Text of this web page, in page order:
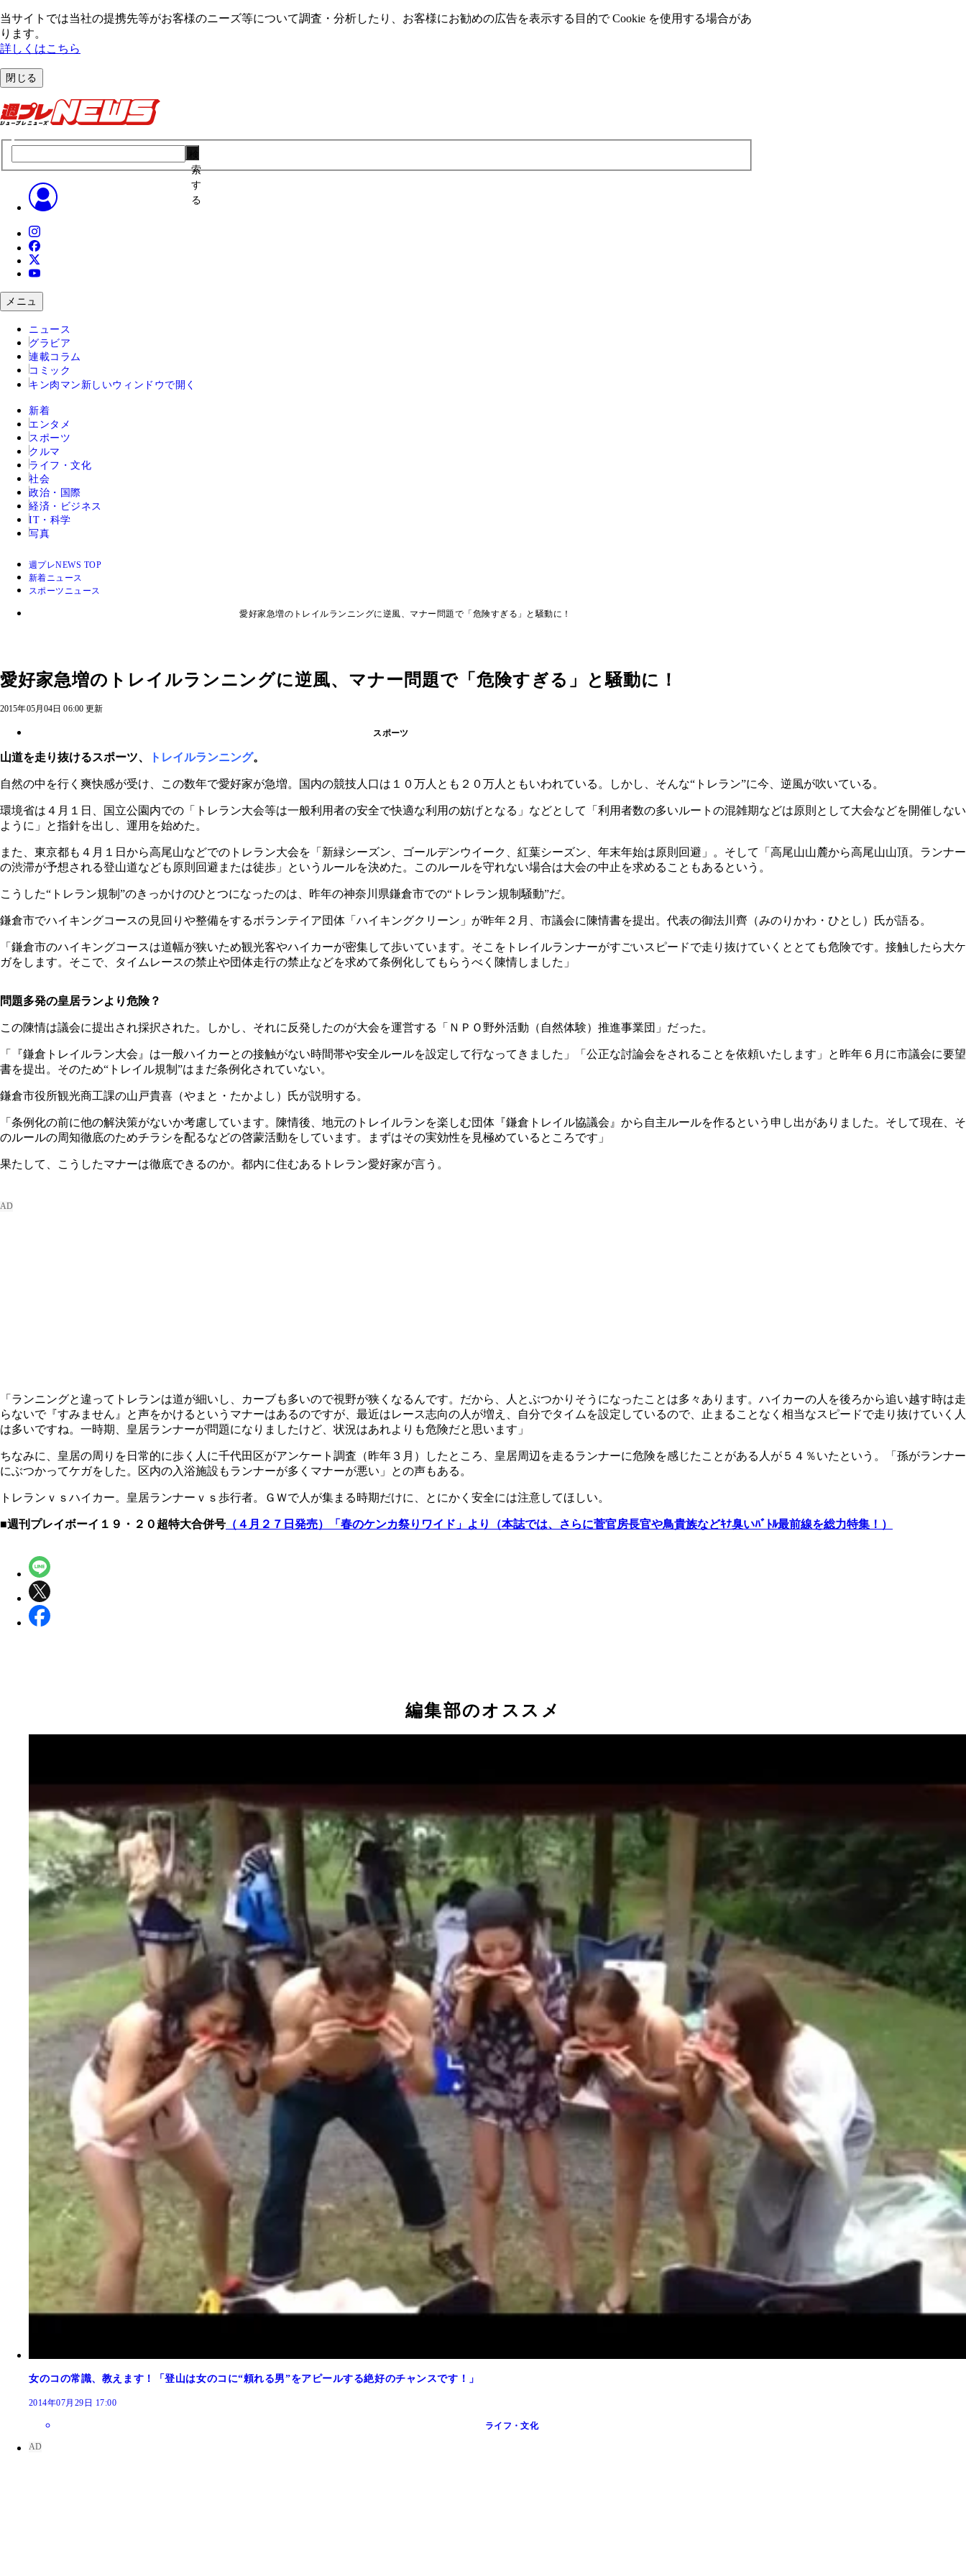
当サイトでは当社の提携先等がお客様のニーズ等について調査・分析したり、お客様にお勧めの広告を表⽰する⽬的で Cookie を使⽤する場合があ
ります。
詳しくはこちら
閉じる
索
す
る
メニュ
ニュース
グラビア
連載コラム
コミック
キン肉マン 新しいウィンドウで開く
新着
エンタメ
スポーツ
クルマ
ライフ・文化
社会
政治・国際
経済・ビジネス
IT・科学
写真
週プレNEWS TOP
新着ニュース
スポーツニュース
愛好家急増のトレイルランニングに逆風、マナー問題で「危険すぎる」と騒動に！
愛好家急増のトレイルランニングに逆風、マナー問題で「危険すぎる」と騒動に！
2015年05月04日 06:00 更新
スポーツ
山道を走り抜けるスポーツ、 トレイルランニング。
自然の中を行く爽快感が受け、この数年で愛好家が急増。国内の競技人口は１０万人とも２０万人ともいわれている。しかし、そんな“トレラン”に今、逆風が吹いている。
環境省は４月１日、国立公園内での「トレラン大会等は一般利用者の安全で快適な利用の妨げとなる」などとして「利用者数の多いルートの混雑期などは原則として大会などを開催しない
ように」と指針を出し、運用を始めた。
また、東京都も４月１日から高尾山などでのトレラン大会を「新緑シーズン、ゴールデンウイーク、紅葉シーズン、年末年始は原則回避」。そして「高尾山山麓から高尾山山頂。ランナー
の渋滞が予想される登山道なども原則回避または徒歩」というルールを決めた。このルールを守れない場合は大会の中止を求めることもあるという。
こうした“トレラン規制”のきっかけのひとつになったのは、昨年の神奈川県鎌倉市での“トレラン規制騒動”だ。
鎌倉市でハイキングコースの見回りや整備をするボランテイア団体「ハイキングクリーン」が昨年２月、市議会に陳情書を提出。代表の御法川齊（みのりかわ・ひとし）氏が語る。
「鎌倉市のハイキングコースは道幅が狭いため観光客やハイカーが密集して歩いています。そこをトレイルランナーがすごいスピードで走り抜けていくととても危険です。接触したら大ケ
ガをします。そこで、タイムレースの禁止や団体走行の禁止などを求めて条例化してもらうべく陳情しました」
問題多発の皇居ランより危険？
この陳情は議会に提出され採択された。しかし、それに反発したのが大会を運営する「ＮＰＯ野外活動（自然体験）推進事業団」だった。
「『鎌倉トレイルラン大会』は一般ハイカーとの接触がない時間帯や安全ルールを設定して行なってきました」「公正な討論会をされることを依頼いたします」と昨年６月に市議会に要望
書を提出。そのため“トレイル規制”はまだ条例化されていない。
鎌倉市役所観光商工課の山戸貴喜（やまと・たかよし）氏が説明する。
「条例化の前に他の解決策がないか考慮しています。陳情後、地元のトレイルランを楽しむ団体『鎌倉トレイル協議会』から自主ルールを作るという申し出がありました。そして現在、そ
のルールの周知徹底のためチラシを配るなどの啓蒙活動をしています。まずはその実効性を見極めているところです」
果たして、こうしたマナーは徹底できるのか。都内に住むあるトレラン愛好家が言う。
「ランニングと違ってトレランは道が細いし、カーブも多いので視野が狭くなるんです。だから、人とぶつかりそうになったことは多々あります。ハイカーの人を後ろから追い越す時は走
らないで『すみません』と声をかけるというマナーはあるのですが、最近はレース志向の人が増え、自分でタイムを設定しているので、止まることなく相当なスピードで走り抜けていく人
は多いですね。一時期、皇居ランナーが問題になりましたけど、状況はあれよりも危険だと思います」
ちなみに、皇居の周りを日常的に歩く人に千代田区がアンケート調査（昨年３月）したところ、皇居周辺を走るランナーに危険を感じたことがある人が５４％いたという。「孫がランナー
にぶつかってケガをした。区内の入浴施設もランナーが多くマナーが悪い」との声もある。
トレランｖｓハイカー。皇居ランナーｖｓ歩行者。ＧＷで人が集まる時期だけに、とにかく安全には注意してほしい。
■週刊プレイボーイ１９・２０超特大合併号 （４月２７日発売）「春のケンカ祭りワイド」より（本誌では、さらに菅官房長官や鳥貴族などｷﾅ臭いﾊﾞﾄﾙ最前線を総力特集！）
編集部のオススメ
女のコの常識、教えます！「登山は女のコに“頼れる男”をアピールする絶好のチャンスです！」
2014年07月29日 17:00
ライフ・文化